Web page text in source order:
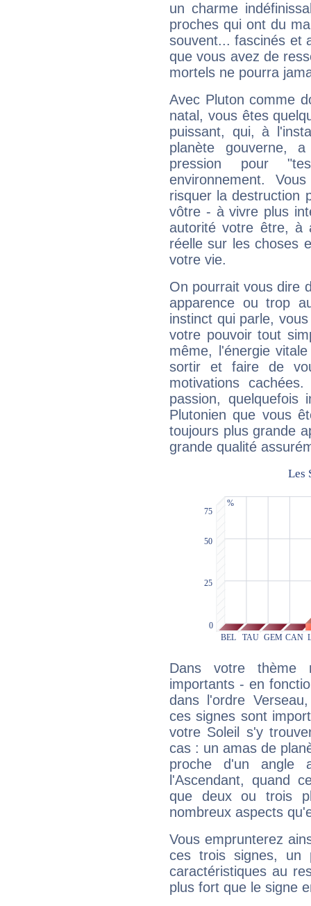
un charme
proches qui ont du
souvent... fascinés et
que vous avez de
mortels ne pourra
Avec Pluton comme
natal, vous êtes
puissant, qui, à
planète gouverne,
pression pour
environnement.
risquer la destruction
vôtre - à vivre plus
autorité votre être, à
réelle sur les choses
votre vie.
On pourrait vous dire
apparence ou trop
instinct qui parle,
votre pouvoir tout
même, l'énergie
sortir et faire de
motivations
passion, quelquefois
Plutonien que vous
toujours plus grande
grande qualité
Dans votre thème
importants - en
dans l'ordre
ces signes sont
votre Soleil s'y
cas : un amas de
proche d'un
l'Ascendant, quand
que deux ou trois
nombreux aspects
Vous emprunterez
ces trois signes, un
caractéristiques au
plus fort que le signe